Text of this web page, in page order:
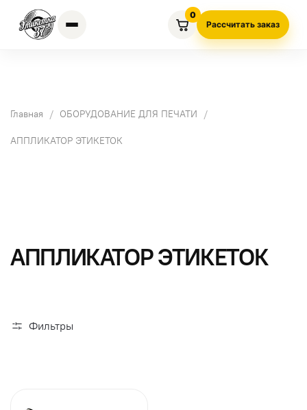
0
Рассчитать заказ
Главная ОБОРУДОВАНИЕ ДЛЯ ПЕЧАТИ
АППЛИКАТОР ЭТИКЕТОК
АППЛИКАТОР ЭТИКЕТОК
Фильтры